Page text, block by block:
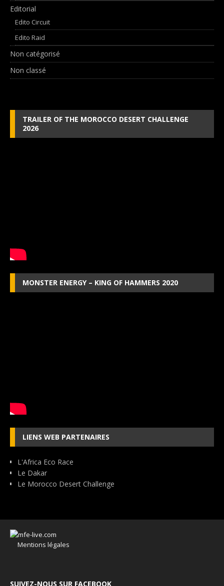
Editorial
Edito Circuit
Edito Raid
Non catégorisé
Non classé
TRAILER OF THE MOROCCO DESERT CHALLENGE
2026
MONSTER ENERGY – KING OF HAMMERS 2020
LIENS WEB PARTENAIRES
L'Africa Eco Race
Le Dakar
Le Morocco Desert Challenge
Mentions légales
SUIVEZ-NOUS SUR FACEBOOK